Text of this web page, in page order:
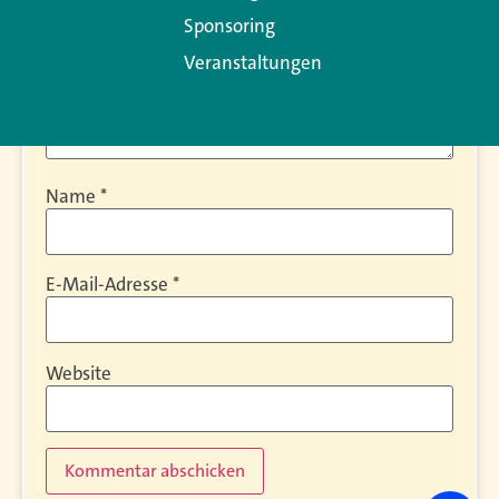
Name *
E-Mail-Adresse *
Website
Sponsoring
Veranstaltungen